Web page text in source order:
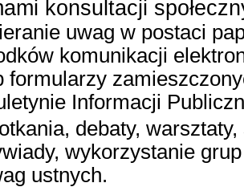
konsultacji
uwag w postaci
komunikacji
formularzy
Informacji
debaty,
wykorzystanie
ustnych.